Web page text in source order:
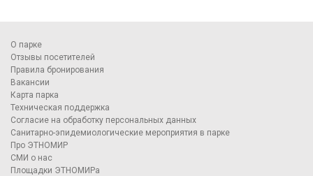
О парке
Отзывы посетителей
Правила бронирования
Вакансии
Карта парка
Техническая поддержка
Согласие на обработку персональных данных
Санитарно-эпидемиологические мероприятия в парке
Про ЭТНОМИР
СМИ о нас
Площадки ЭТНОМИРа